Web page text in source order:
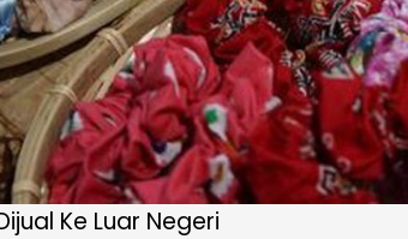
Ke Luar Negeri